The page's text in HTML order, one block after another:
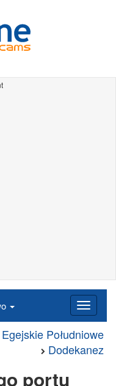
Południowe
Dodekanez
portu